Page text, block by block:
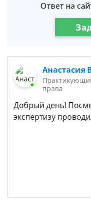
Ответ на
Анастасия
права
Добрый день!
экспертизу